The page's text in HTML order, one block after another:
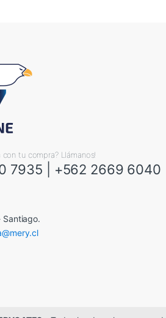
tu compra? Llámanos!
7935 +562 2669 6040
Santiago.